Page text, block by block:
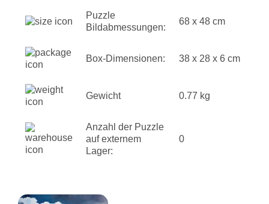
Puzzle
Bildabmessungen:
68 x 48 cm
Box-Dimensionen: 38 x 28 x 6 cm
Gewicht 0.77 kg
Anzahl der Puzzle
auf externem
Lager:
0